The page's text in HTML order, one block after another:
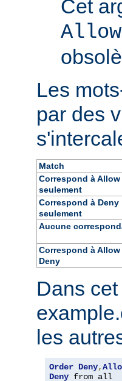
Cet
Les
par des
Match
Correspond à Allow
seulement
Correspond à Deny
seulement
Aucune
Correspond à Allow
Deny
Dans
les
Order Deny,
Deny